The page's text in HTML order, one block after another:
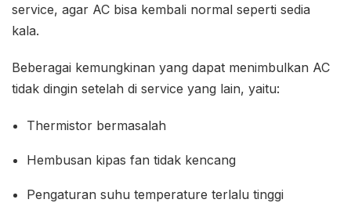
service, agar AC bisa kembali normal seperti sedia
kala.
Beberagai kemungkinan yang dapat menimbulkan AC
tidak dingin setelah di service yang lain, yaitu:
Thermistor bermasalah
Hembusan kipas fan tidak kencang
Pengaturan suhu temperature terlalu tinggi